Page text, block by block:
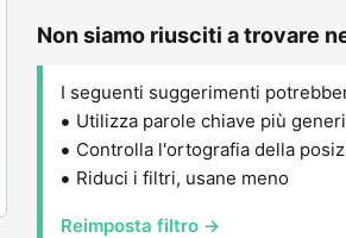
Non siamo riusciti a trovare
I seguenti suggerimenti
Utilizza parole chiave più
Controlla l'ortografia della
Riduci i filtri, usane meno
Reimposta filtro →